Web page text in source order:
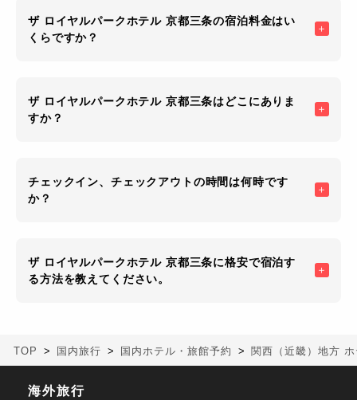
ザ ロイヤルパークホテル 京都三条の宿泊料金はい
くらですか？
ザ ロイヤルパークホテル 京都三条はどこにありま
すか？
チェックイン、チェックアウトの時間は何時です
か？
ザ ロイヤルパークホテル 京都三条に格安で宿泊す
る方法を教えてください。
TOP 国内旅行 国内ホテル・旅館予約 関西（近畿）地方
海外旅行